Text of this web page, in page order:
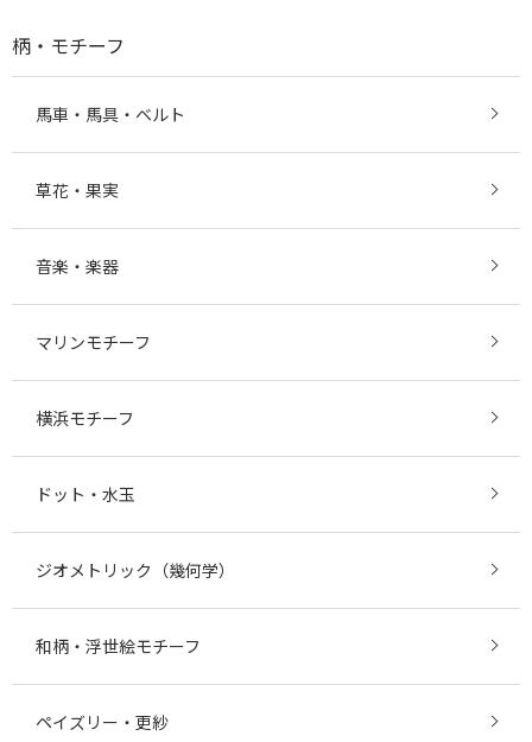
柄・モチーフ
馬車・馬具・ベルト
草花・果実
音楽・楽器
マリンモチーフ
横浜モチーフ
ドット・水玉
ジオメトリック（幾何学）
和柄・浮世絵モチーフ
ペイズリー・更紗